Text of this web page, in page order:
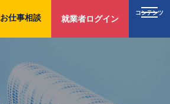
お仕事相談 就業者ログイン
コンテンツ